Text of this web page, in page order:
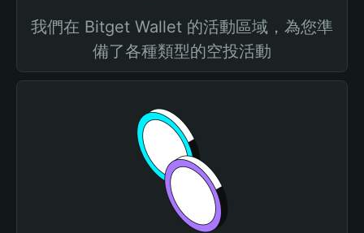
我們在 Bitget Wallet 的活動區域，為您準
備了各種類型的空投活動